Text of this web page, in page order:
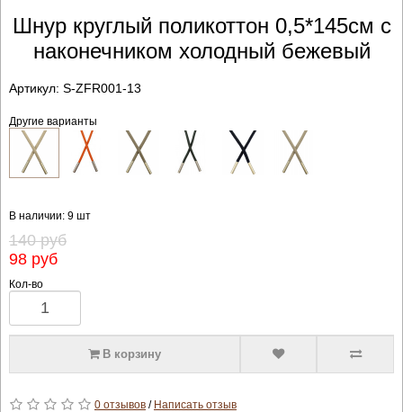
Шнур круглый поликоттон 0,5*145см с
наконечником холодный бежевый
Артикул: S-ZFR001-13
Другие варианты
В наличии: 9 шт
140 руб
98 руб
Кол-во
В корзину
0 отзывов/ Написать отзыв